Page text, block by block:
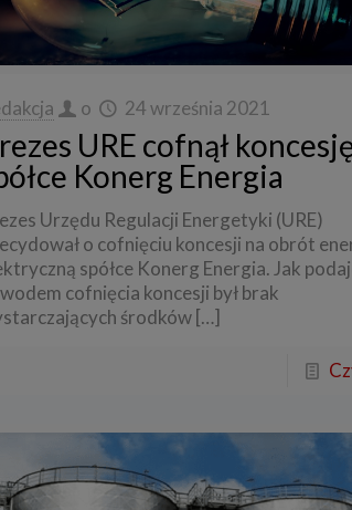
o 24 września 2021
URE cofnął
Konerg Energia
Urzędu Regulacji Energetyki (URE)
o cofnięciu koncesji na obrót
spółce Konerg Energia. Jak
cofnięcia koncesji był brak
środków[…]